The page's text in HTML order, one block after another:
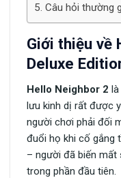
Câu hỏi thường
Giới thiệu về
Deluxe
Hello Neighbor 2
lưu kinh dị rất được
người chơi phải đối
đuổi họ khi cố gắng
– người đã biến mất
trong phần đầu tiên.